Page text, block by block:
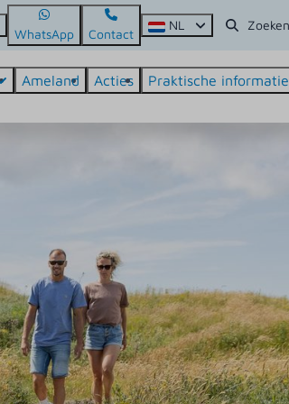
WhatsApp Contact
NL
Ameland Acties Praktische informatie